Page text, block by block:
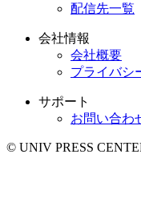
配信先一覧
会社情報
会社概要
プライバシ
サポート
お問い合わ
© UNIV PRESS